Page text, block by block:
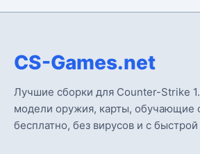
CS-Games.net
Лучшие сборки для Counter-Strike
модели оружия, карты, обучающие
бесплатно, без вирусов и с быстрой